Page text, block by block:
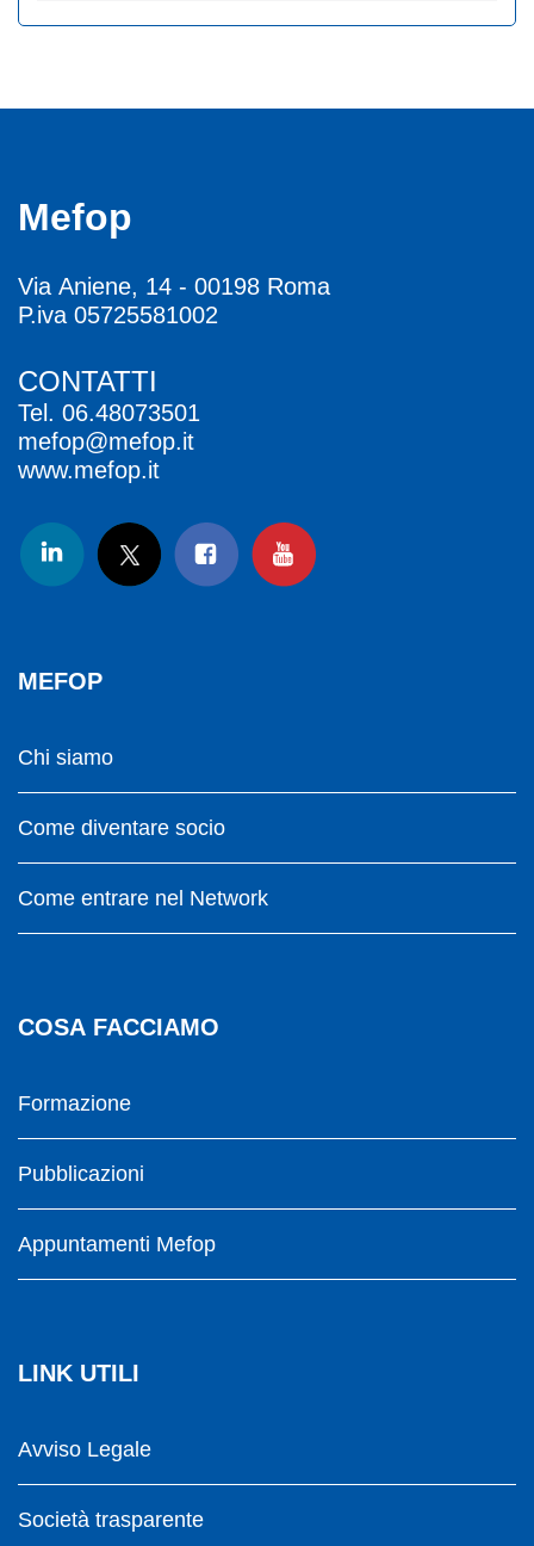
Mefop
Via Aniene, 14 - 00198 Roma
P.iva 05725581002
CONTATTI
Tel. 06.48073501
mefop@mefop.it
www.mefop.it
MEFOP
Chi siamo
Come diventare socio
Come entrare nel Network
COSA FACCIAMO
Formazione
Pubblicazioni
Appuntamenti Mefop
LINK UTILI
Avviso Legale
Società trasparente